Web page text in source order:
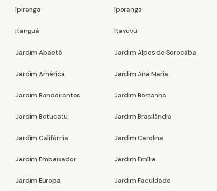
Ipiranga Iporanga
Itanguá Itavuvu
Jardim Abaeté Jardim Alpes de Sorocaba
Jardim América Jardim Ana Maria
Jardim Bandeirantes Jardim Bertanha
Jardim Botucatu Jardim Brasilândia
Jardim Califórnia Jardim Carolina
Jardim Embaixador Jardim Emília
Jardim Europa Jardim Faculdade